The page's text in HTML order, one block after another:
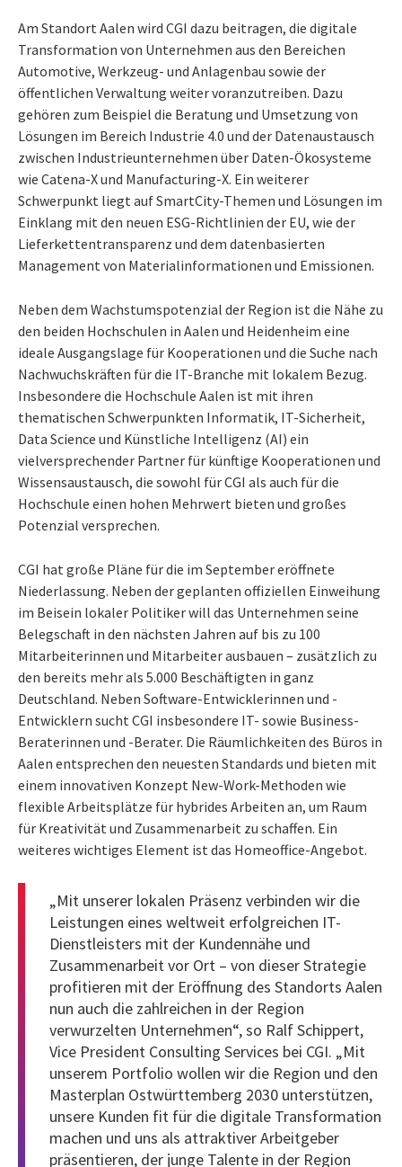
Am Standort Aalen wird CGI dazu beitragen, die digitale
Transformation von Unternehmen aus den Bereichen
Automotive, Werkzeug- und Anlagenbau sowie der
öffentlichen Verwaltung weiter voranzutreiben. Dazu
gehören zum Beispiel die Beratung und Umsetzung von
Lösungen im Bereich Industrie 4.0 und der Datenaustausch
zwischen Industrieunternehmen über Daten-Ökosysteme
wie Catena-X und Manufacturing-X. Ein weiterer
Schwerpunkt liegt auf SmartCity-Themen und Lösungen im
Einklang mit den neuen ESG-Richtlinien der EU, wie der
Lieferkettentransparenz und dem datenbasierten
Management von Materialinformationen und Emissionen.
Neben dem Wachstumspotenzial der Region ist die Nähe zu
den beiden Hochschulen in Aalen und Heidenheim eine
ideale Ausgangslage für Kooperationen und die Suche nach
Nachwuchskräften für die IT-Branche mit lokalem Bezug.
Insbesondere die Hochschule Aalen ist mit ihren
thematischen Schwerpunkten Informatik, IT-Sicherheit,
Data Science und Künstliche Intelligenz (AI) ein
vielversprechender Partner für künftige Kooperationen und
Wissensaustausch, die sowohl für CGI als auch für die
Hochschule einen hohen Mehrwert bieten und großes
Potenzial versprechen.
CGI hat große Pläne für die im September eröffnete
Niederlassung. Neben der geplanten offiziellen Einweihung
im Beisein lokaler Politiker will das Unternehmen seine
Belegschaft in den nächsten Jahren auf bis zu 100
Mitarbeiterinnen und Mitarbeiter ausbauen – zusätzlich zu
den bereits mehr als 5.000 Beschäftigten in ganz
Deutschland. Neben Software-Entwicklerinnen und -
Entwicklern sucht CGI insbesondere IT- sowie Business-
Beraterinnen und -Berater. Die Räumlichkeiten des Büros in
Aalen entsprechen den neuesten Standards und bieten mit
einem innovativen Konzept New-Work-Methoden wie
flexible Arbeitsplätze für hybrides Arbeiten an, um Raum
für Kreativität und Zusammenarbeit zu schaffen. Ein
weiteres wichtiges Element ist das Homeoffice-Angebot.
„Mit unserer lokalen Präsenz verbinden wir die
Leistungen eines weltweit erfolgreichen IT-
Dienstleisters mit der Kundennähe und
Zusammenarbeit vor Ort – von dieser Strategie
profitieren mit der Eröffnung des Standorts Aalen
nun auch die zahlreichen in der Region
verwurzelten Unternehmen“, so Ralf Schippert,
Vice President Consulting Services bei CGI. „Mit
unserem Portfolio wollen wir die Region und den
Masterplan Ostwürttemberg 2030 unterstützen,
unsere Kunden fit für die digitale Transformation
machen und uns als attraktiver Arbeitgeber
präsentieren, der junge Talente in der Region